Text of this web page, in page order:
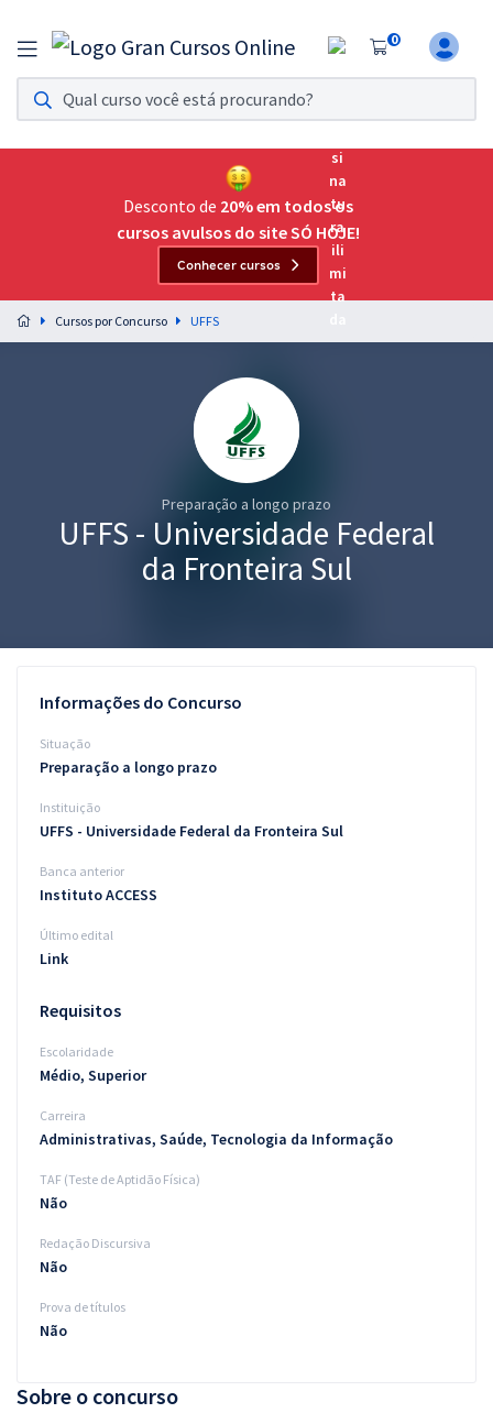
0
Assinatura Ilimitada 11
Acesso a todos os cursos. Teste grátis por 7 dias!
Assinatura OAB Até Passar
Acesso ilimitado a toda preparação para o Exame da
Preparação completa e intensiva para as principais
residências em saúde do Brasil
Conteúdo gratuito
Blog
Desconto de 20% em todos os
cursos avulsos do site SÓ HOJE!
Conhecer cursos
Cursos por Concurso UFFS
Preparação a longo prazo
UFFS - Universidade Federal
da Fronteira Sul
Sobre o concurso
Informações do Concurso
Situação
Preparação a longo prazo
Instituição
UFFS - Universidade Federal da Fronteira Sul
Banca anterior
Instituto ACCESS
Último edital
Link
Requisitos
Escolaridade
Médio, Superior
Carreira
Administrativas, Saúde, Tecnologia da Informação
TAF (Teste de Aptidão Física)
Não
Redação Discursiva
Não
Prova de títulos
Não